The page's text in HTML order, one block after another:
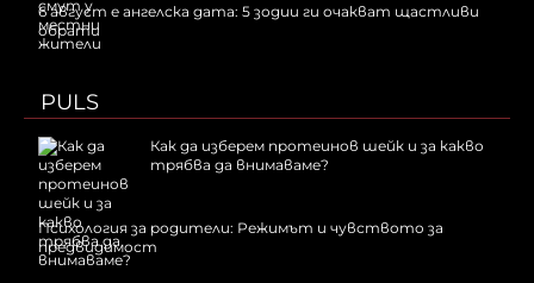
6 август е ангелска дата: 5 зодии ги очакват щастливи
обрати
PULS
Как да изберем протеинов шейк и за какво
трябва да внимаваме?
Психология за родители: Режимът и чувството за
предвидимост